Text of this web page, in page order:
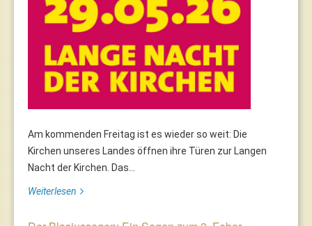
Am kommenden Freitag ist es wieder so weit: Die
Kirchen unseres Landes öffnen ihre Türen zur Langen
Nacht der Kirchen. Das...
Weiterlesen